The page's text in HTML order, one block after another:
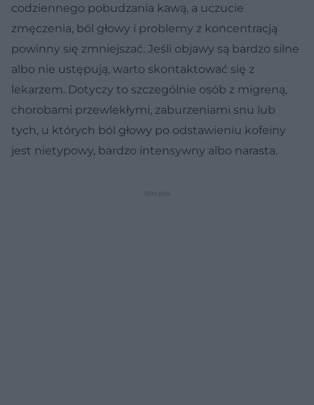
codziennego pobudzania kawą, a uczucie
zmęczenia, ból głowy i problemy z koncentracją
powinny się zmniejszać. Jeśli objawy są bardzo silne
albo nie ustępują, warto skontaktować się z
lekarzem. Dotyczy to szczególnie osób z migreną,
chorobami przewlekłymi, zaburzeniami snu lub
tych, u których ból głowy po odstawieniu kofeiny
jest nietypowy, bardzo intensywny albo narasta.